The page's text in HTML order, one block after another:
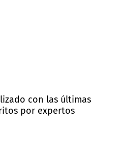
con las últimas
por expertos